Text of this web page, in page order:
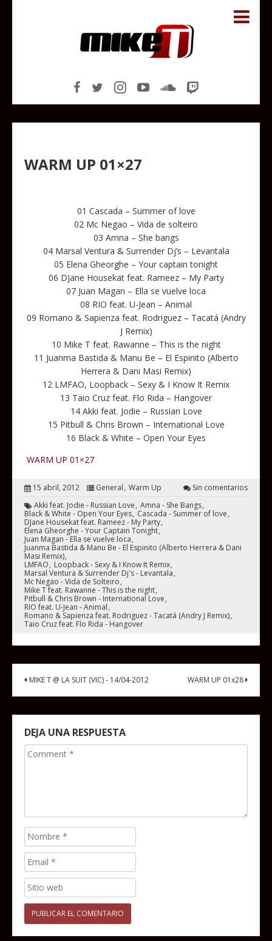
WARM UP 01×27
01 Cascada – Summer of love
02 Mc Negao – Vida de solteiro
03 Amna – She bangs
04 Marsal Ventura & Surrender Dj’s – Levantala
05 Elena Gheorghe – Your captain tonight
06 DJane Housekat feat. Rameez – My Party
07 Juan Magan – Ella se vuelve loca
08 RIO feat. U-Jean – Animal
09 Romano & Sapienza feat. Rodriguez – Tacatá (Andry
J Remix)
10 Mike T feat. Rawanne – This is the night
11 Juanma Bastida & Manu Be – El Espinito (Alberto
Herrera & Dani Masi Remix)
12 LMFAO, Loopback – Sexy & I Know It Remix
13 Taio Cruz feat. Flo Rida – Hangover
14 Akki feat. Jodie – Russian Love
15 Pitbull & Chris Brown – International Love
16 Black & White – Open Your Eyes
WARM UP 01×27
15 abril, 2012 General Warm Up
Sin comentarios
Akki feat. Jodie - Russian Love Amna - She Bangs
Black & White - Open Your Eyes Cascada - Summer of love
DJane Housekat feat. Rameez - My Party
Elena Gheorghe - Your Captain Tonight
Juan Magan - Ella se vuelve loca
Juanma Bastida & Manu Be - El Espinito (Alberto Herrera & Dani
Masi Remix)
LMFAO
Loopback - Sexy & I Know It Remix
Marsal Ventura & Surrender Dj's - Levantala
Mc Negao - Vida de Solteiro
Mike T feat. Rawanne - This is the night
Pitbull & Chris Brown - International Love
RIO feat. U-Jean - Animal
Romano & Sapienza feat. Rodriguez - Tacatá (Andry J Remix)
Taio Cruz feat. Flo Rida - Hangover
MIKE T @ LA SUIT (VIC) - 14/04-2012 WARM UP 01x28
DEJA UNA RESPUESTA